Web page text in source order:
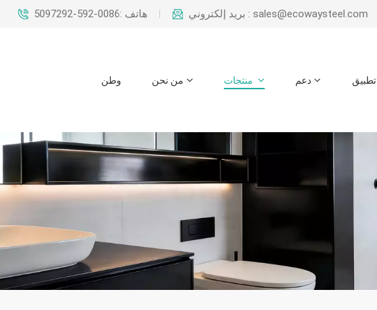
هاتف :0086-592-5097292 بريد إلكتروني : sales@ecowaysteel.com
وطن من نحن دعم تطبيق